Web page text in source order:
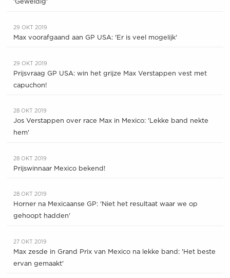
'Geweldig'
29 OKT 2019
Max voorafgaand aan GP USA: 'Er is veel mogelijk'
29 OKT 2019
Prijsvraag GP USA: win het grijze Max Verstappen vest met
capuchon!
28 OKT 2019
Jos Verstappen over race Max in Mexico: 'Lekke band nekte
hem'
28 OKT 2019
Prijswinnaar Mexico bekend!
28 OKT 2019
Horner na Mexicaanse GP: 'Niet het resultaat waar we op
gehoopt hadden'
27 OKT 2019
Max zesde in Grand Prix van Mexico na lekke band: 'Het beste
ervan gemaakt'